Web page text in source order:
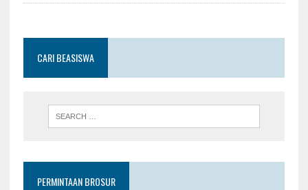
CARI BEASISWA
PERMINTAAN BROSUR